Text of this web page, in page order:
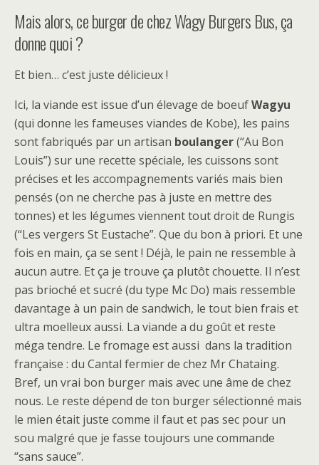
Mais alors, ce burger de chez Wagy Burgers Bus, ça
donne quoi ?
Et bien… c’est juste délicieux !
Ici, la viande est issue d’un élevage de boeufWagyu
(qui donne les fameuses viandes de Kobe), les pains
sont fabriqués par un artisan boulanger(“Au Bon
Louis”) sur une recette spéciale, les cuissons sont
précises et les accompagnements variés mais bien
pensés (on ne cherche pas à juste en mettre des
tonnes) et les légumes viennent tout droit de Rungis
(“Les vergers St Eustache”. Que du bon à priori. Et une
fois en main, ça se sent ! Déjà, le pain ne ressemble à
aucun autre. Et ça je trouve ça plutôt chouette. Il n’est
pas brioché et sucré (du type Mc Do) mais ressemble
davantage à un pain de sandwich, le tout bien frais et
ultra moelleux aussi. La viande a du goût et reste
méga tendre. Le fromage est aussi dans la tradition
française : du Cantal fermier de chez Mr Chataing.
Bref, un vrai bon burger mais avec une âme de chez
nous. Le reste dépend de ton burger sélectionné mais
le mien était juste comme il faut et pas sec pour un
sou malgré que je fasse toujours une commande
“sans sauce”.